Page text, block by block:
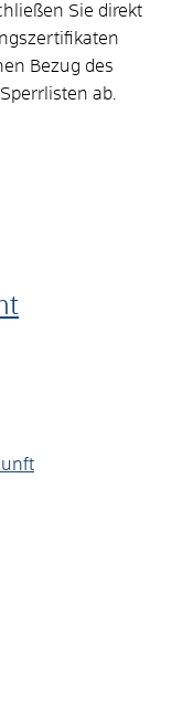
Sie direkt
Bezug des
ab.